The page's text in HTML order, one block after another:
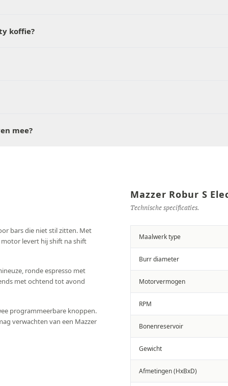
koffie?
mee?
bars die niet stil zitten. Met
motor levert hij shift na shift
ronde espresso met
met ochtend tot avond
programmeerbare knoppen.
verwachten van een Mazzer
Mazzer Robur S
Technische specificaties.
Maalwerk type
Burr diameter
Motorvermogen
RPM
Bonenreservoir
Gewicht
Afmetingen (HxBxD)